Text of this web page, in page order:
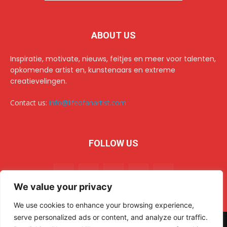
We value your privacy
We use cookies to enhance your browsing experience,
serve personalized ads or content, and analyze our traffic.
ABOUT US
Inspiratie, motivate, nieuws, feitjes en meer voor talenten,
opkomende artist en, kunstenaars en extreme
creatievelingen.
Contact us: info@lifeofanartist.com
FOLLOW US
© 2024 Life of an Artist. All rights reserved.